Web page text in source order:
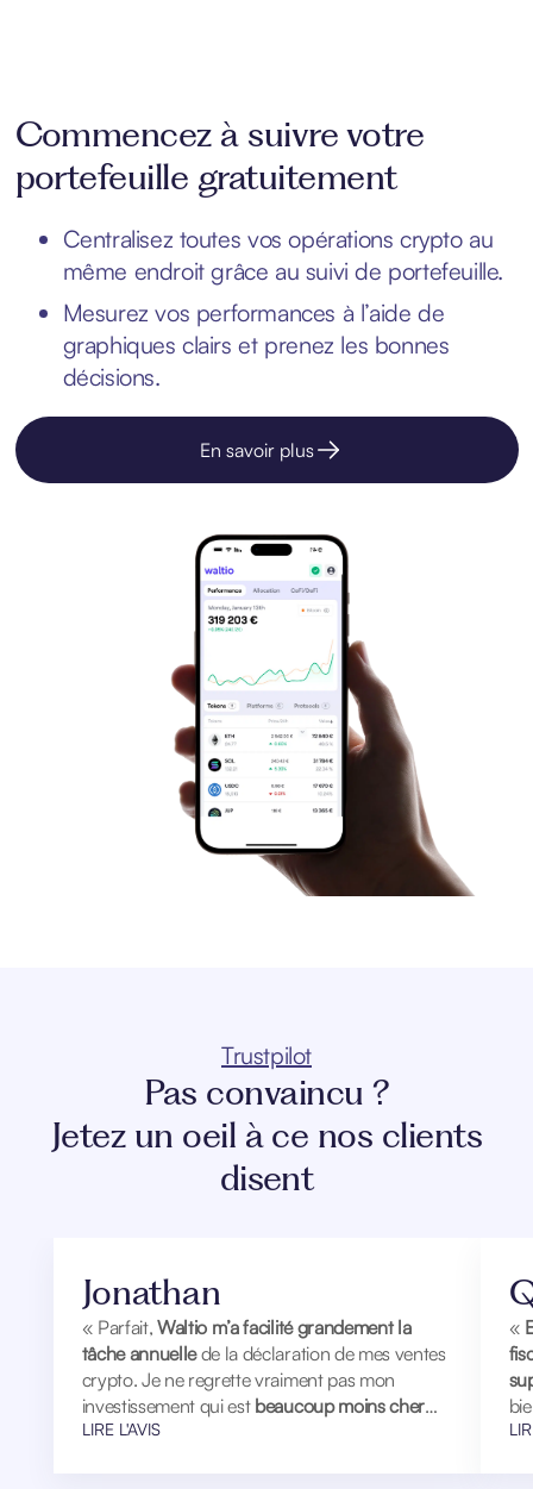
Commencez à suivre votre
portefeuille gratuitement
Centralisez toutes vos opérations crypto au
même endroit grâce au suivi de portefeuille.
Mesurez vos performances à l’aide de
graphiques clairs et prenez les bonnes
décisions.
En savoir plus
Pas convaincu ?
Jetez un oeil à ce nos clients
disent
Trustpilot
Jonathan
« Parfait, Waltio m’a facilité grandement la
tâche annuellede la déclaration de mes ventes
crypto. Je ne regrette vraiment pas mon
investissement qui est beaucoup moins cher
qu’un fiscaliste
LIRE L'AVIS
«